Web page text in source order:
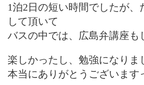
1泊2日の短い時間でしたが、
して頂いて
バスの中では、広島弁講座も
楽しかったし、勉強になり
本当にありがとうございます